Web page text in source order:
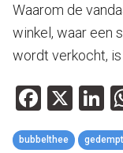
Waarom de
winkel, waar een
wordt verkocht, is
X
bubbelthee